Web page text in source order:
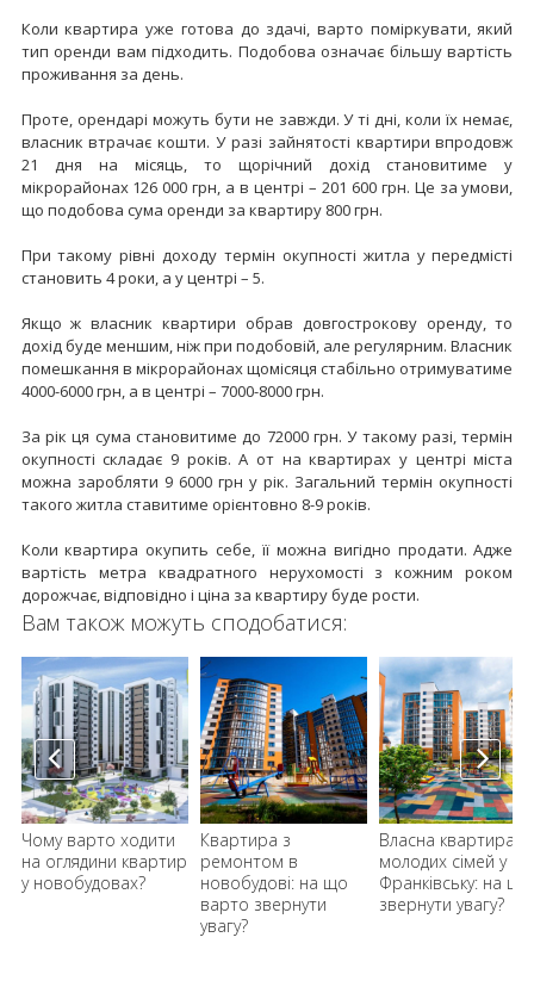
Коли квартира уже готова до здачі, варто поміркувати, який
тип оренди вам підходить. Подобова означає більшу вартість
проживання за день.
Проте, орендарі можуть бути не завжди. У ті дні, коли їх немає,
власник втрачає кошти. У разі зайнятості квартири впродовж
21 дня на місяць, то щорічний дохід становитиме у
мікрорайонах 126 000 грн, а в центрі – 201 600 грн. Це за умови,
що подобова сума оренди за квартиру 800 грн.
При такому рівні доходу термін окупності житла у передмісті
становить 4 роки, а у центрі – 5.
Якщо ж власник квартири обрав довгострокову оренду, то
дохід буде меншим, ніж при подобовій, але регулярним. Власник
помешкання в мікрорайонах щомісяця стабільно отримуватиме
4000-6000 грн, а в центрі – 7000-8000 грн.
За рік ця сума становитиме до 72000 грн. У такому разі, термін
окупності складає 9 років. А от на квартирах у центрі міста
можна заробляти 9 6000 грн у рік. Загальний термін окупності
такого житла ставитиме орієнтовно 8-9 років.
Коли квартира окупить себе, її можна вигідно продати. Адже
вартість метра квадратного нерухомості з кожним роком
дорожчає, відповідно і ціна за квартиру буде рости.
Вам також можуть сподобатися:
Чому варто ходити
на оглядини квартир
у новобудовах?
Квартира з
ремонтом в
новобудові: на що
варто звернути
увагу?
Власна квартира
молодих сімей у
Франківську: на що
звернути увагу?